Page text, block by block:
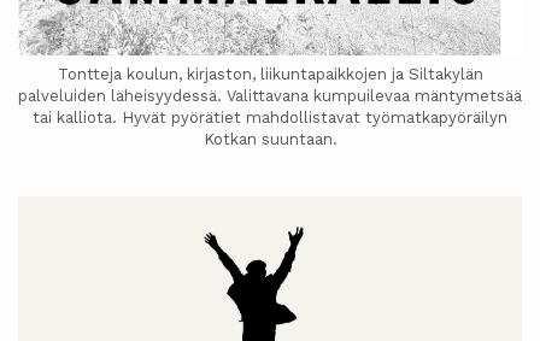
Tontteja koulun, kirjaston, liikuntapaikkojen ja Siltakylän
palveluiden läheisyydessä. Valittavana kumpuilevaa mäntymetsää
tai kalliota. Hyvät pyörätiet mahdollistavat työmatkapyöräilyn
Kotkan suuntaan.